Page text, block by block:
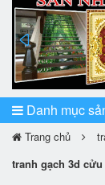
prev
Danh mục
Trang chủ
tranh gạch 3d